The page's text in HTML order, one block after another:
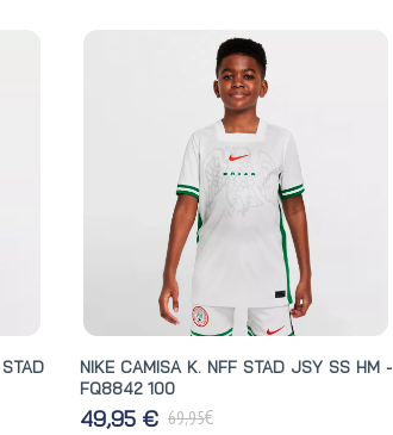
NIKE CAMISA K. NFF STAD JSY SS HM -
FQ8842 100
49,95 € 69,95€